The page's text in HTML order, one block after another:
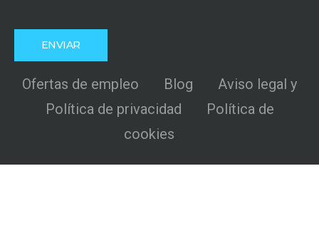
Ofertas de empleo Blog
Aviso legal y
Política de privacidad
Política de
cookies